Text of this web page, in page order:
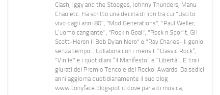
Clash, Iggy and the Stooges, Johnny Thunders, Manu
Chao etc. Ha scritto una decina di libri tra cui "Uscito
vivo dagli anni 80", "Mod Generations", "Paul Weller,
L’uomo cangiante", "Rock n Goal", "Rock n Spor"t, Gil
Scott-Heron Il Bob Dylan Nero" e "Ray Charles- Il genio
senza tempo". Collabora con i mensili “Classic Rock”,
"Vinile" e i quotidiani “Il Manifesto” e “Libertà”. E' tra i
giurati del Premio Tenco e del Rockol Awards. Da sedici
anni aggiorna quotidianamente il suo blog
www.tonyface.blogspot.it dove parla di musica,